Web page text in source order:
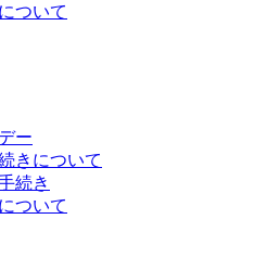
ついて
ー
きについて
続き
ついて